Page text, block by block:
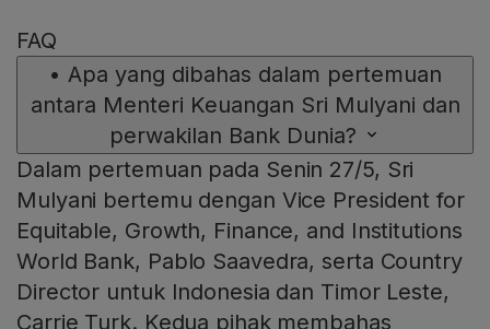
FAQ
• Apa yang dibahas dalam pertemuan
antara Menteri Keuangan Sri Mulyani dan
perwakilan Bank Dunia?
Dalam pertemuan pada Senin 27/5, Sri
Mulyani bertemu dengan Vice President for
Equitable, Growth, Finance, and Institutions
World Bank, Pablo Saavedra, serta Country
Director untuk Indonesia dan Timor Leste,
Carrie Turk. Kedua pihak membahas